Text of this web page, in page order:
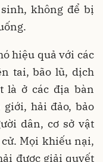
không để bị
hiệu quả với các
tai, bão lũ, dịch
là ở các địa bàn
hải đảo, bảo
dân, cơ sở vật
Mọi khiếu nại,
được giải quyết